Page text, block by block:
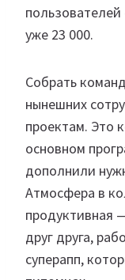
уже 23 000.
Собрать
нынешних
проектам. Это
основном
дополнили
Атмосфера в
продуктивная
друг друга,
суперапп,